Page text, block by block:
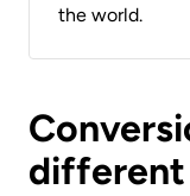
the world.
different